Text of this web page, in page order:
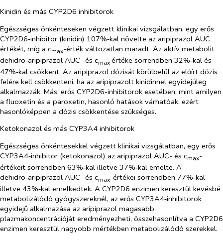
Kinidin és más CYP2D6 inhibitorok
Egészséges önkénteseken végzett klinikai vizsgálatban, egy erős
CYP2D6‑inhibitor (kinidin) 107%‑kal növelte az aripiprazol AUC
értékét, míg a cmax-érték változatlan maradt. Az aktív metabolit
dehidro‑aripiprazol AUC- és cmaxértéke sorrendben 32%‑kal és
47%‑kal csökkent. Az aripiprazol dózisát körülbelül az előírt dózis
felére kell csökkenteni, ha az aripiprazolt kinidinnel egyidejűleg
alkalmazzák. Más, erős CYP2D6-inhibitorok esetében, mint amilyen
a fluoxetin és a paroxetin, hasonló hatások várhatóak, ezért
hasonlóképpen a dózis csökkentése szükséges.
Ketokonazol és más CYP3A4 inhibitorok
Egészséges önkéntesekkel végzett klinikai vizsgálatban, egy erős
CYP3A4‑inhibitor (ketokonazol) az aripiprazol AUC- és cmax-
értékeit sorrendben 63%‑kal illetve 37%‑kal emelte. A
dehidro‑aripiprazol AUC- és cmax-értékei sorrendben 77%‑kal
illetve 43%‑kal emelkedtek. A CYP2D6 enzimen keresztül kevésbé
metabolizálódó gyógyszereknél, az erős CYP3A4‑inhibitorok
egyidejű alkalmazása az aripiprazol magasabb
plazmakoncentrációját eredményezheti, összehasonlítva a CYP2D6
enzimen keresztül nagyobb mértékben metabolizálódó szerekkel.